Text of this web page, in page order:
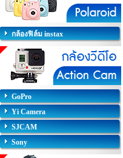
กล้องฟิล์ม instax
GoPro
Yi Camera
SJCAM
Sony